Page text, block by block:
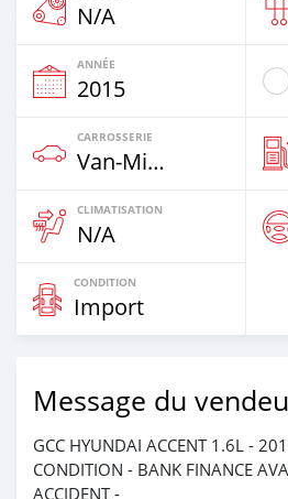
N/A
ANNÉE
2015
CARROSSERIE
Van‒Minibus
CLIMATISATION
N/A
CONDITION
Import
Message du
GCC HYUNDAI ACCENT 1.6L -
CONDITION - BANK FINANCE
ACCIDENT -